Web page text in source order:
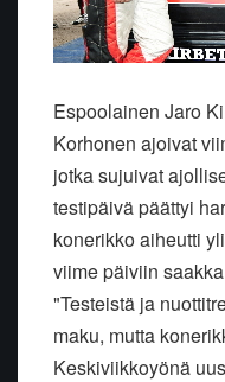
Espoolainen Jaro
Korhonen ajoivat
jotka sujuivat
testipäivä päättyi
konerikko aiheutti
viime päiviin
"Testeistä ja
maku, mutta
Keskiviikkoyönä